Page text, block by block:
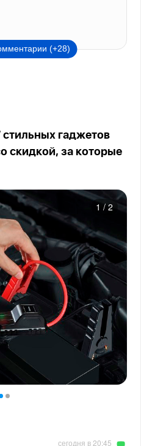
(+28)
стильных гаджетов
скидкой, за которые
1 / 2
сегодня в 20:45